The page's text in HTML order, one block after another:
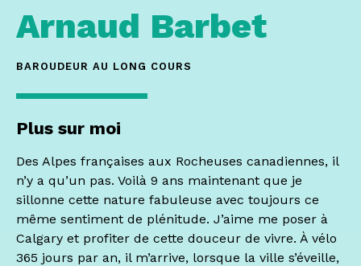
Arnaud Barbet
BAROUDEUR AU LONG COURS
Plus sur moi
Des Alpes françaises aux Rocheuses canadiennes, il
n’y a qu’un pas. Voilà 9 ans maintenant que je
sillonne cette nature fabuleuse avec toujours ce
même sentiment de plénitude. J’aime me poser à
Calgary et profiter de cette douceur de vivre. À vélo
365 jours par an, il m’arrive, lorsque la ville s’éveille,